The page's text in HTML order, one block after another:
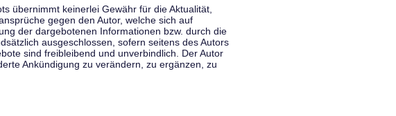
übernimmt keinerlei Gewähr für die Aktualität,
gegen den Autor, welche sich auf
der dargebotenen Informationen bzw. durch die
ausgeschlossen, sofern seitens des Autors
sind freibleibend und unverbindlich. Der Autor
Ankündigung zu verändern, zu ergänzen, zu